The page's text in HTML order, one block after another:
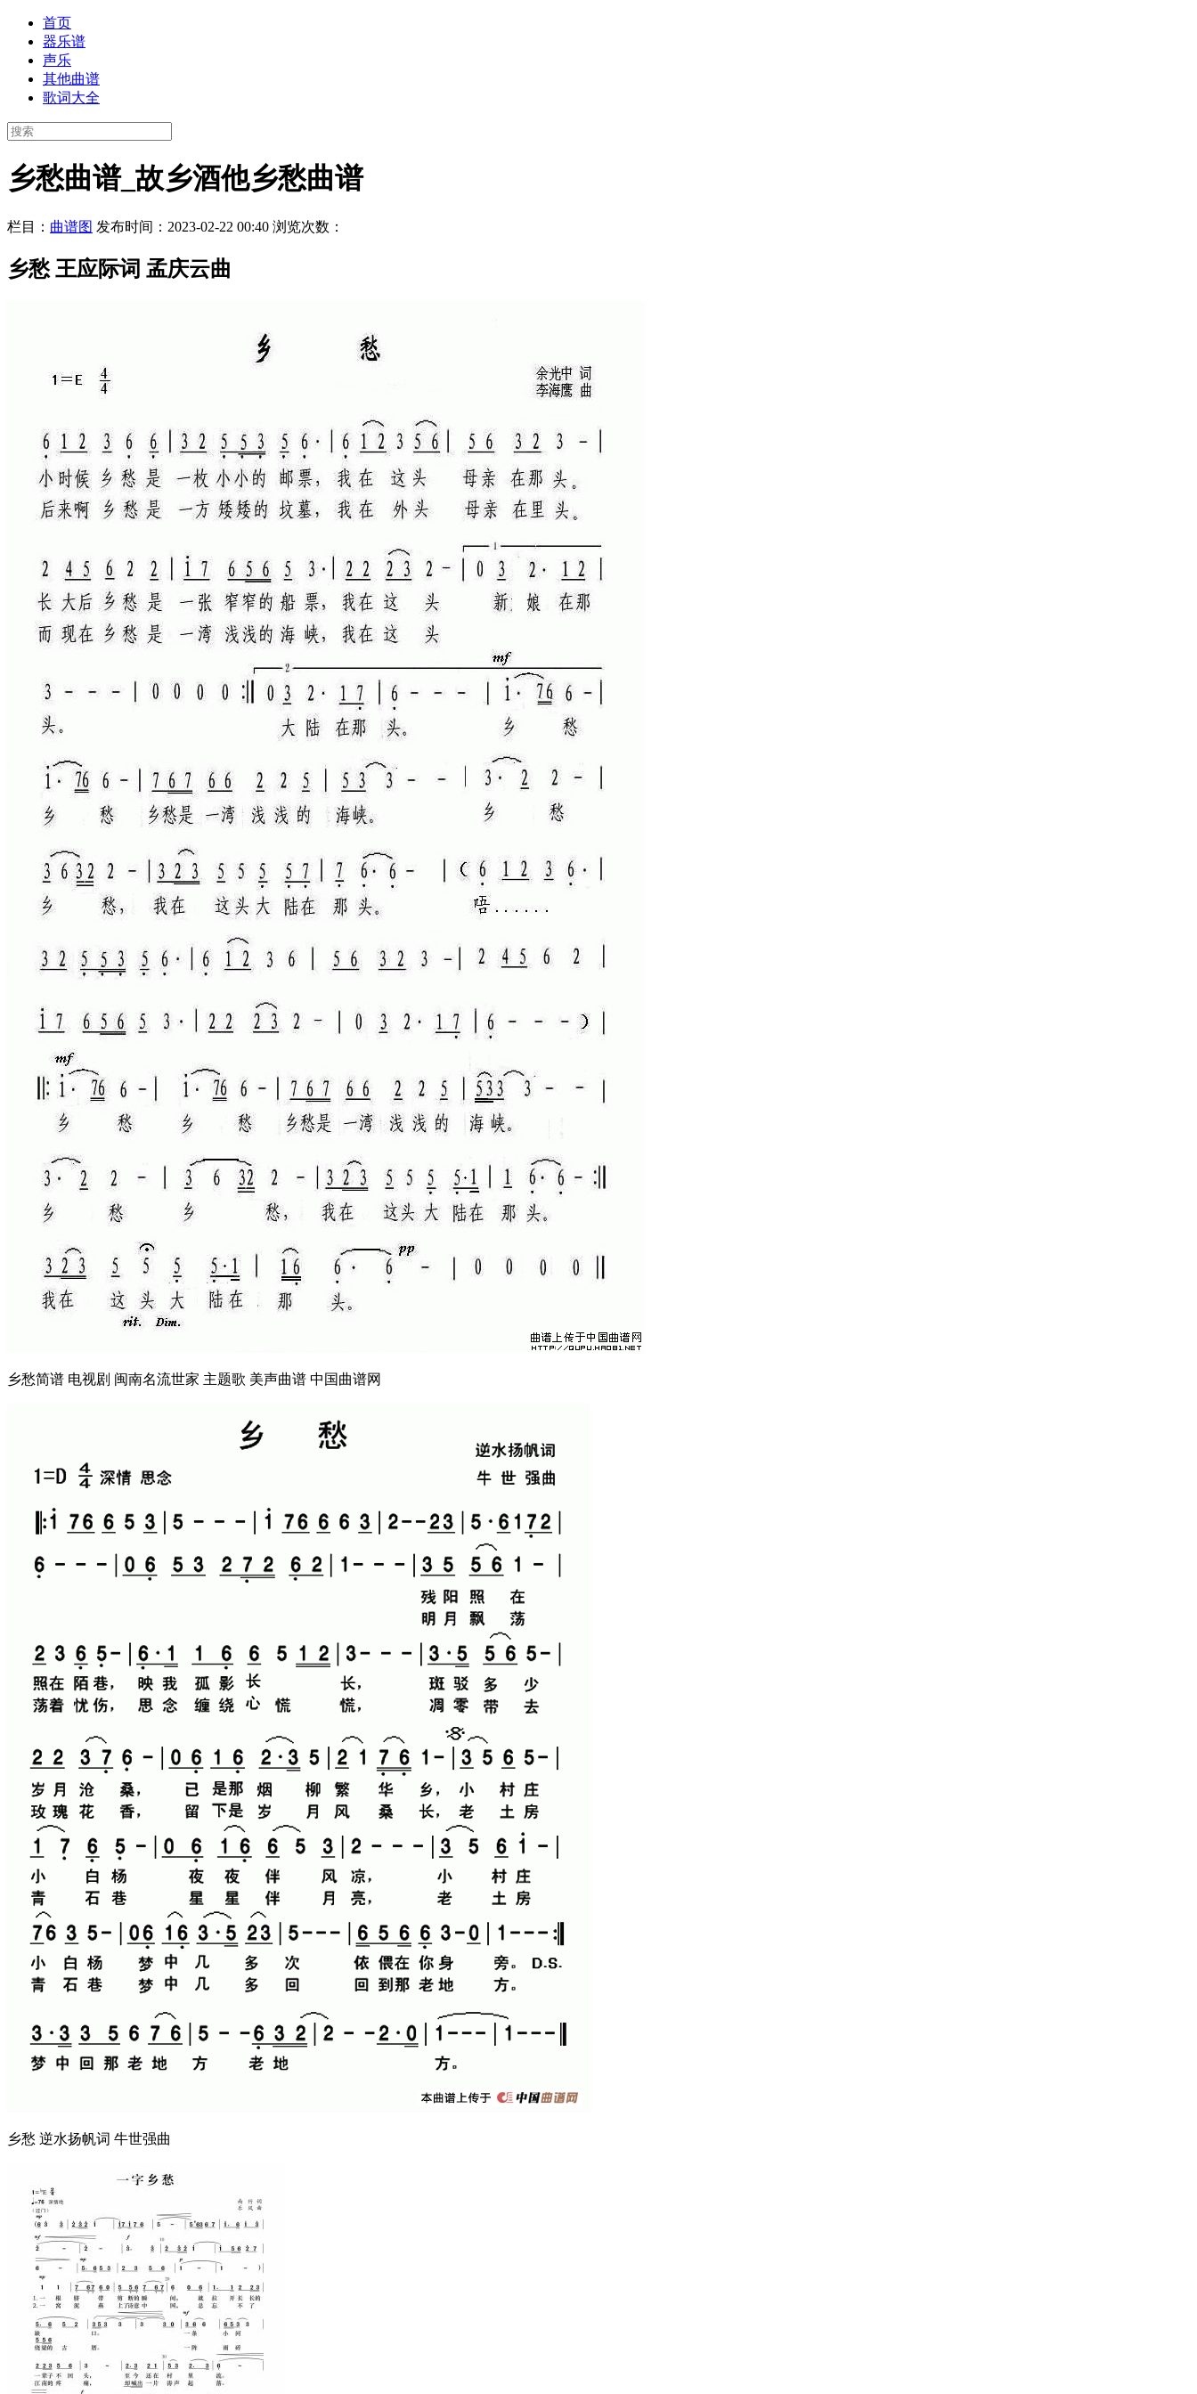
首页
器乐谱
声乐
其他曲谱
歌词大全
乡愁曲谱_故乡酒他乡愁曲谱
栏目： 曲谱图 发布时间：2023-02-22 00:40 浏览次数：
乡愁 王应际词 孟庆云曲
乡愁简谱 电视剧 闽南名流世家 主题歌 美声曲谱 中国曲谱网
乡愁 逆水扬帆词 牛世强曲